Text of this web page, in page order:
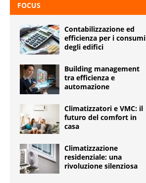
FOCUS
Contabilizzazione ed
efficienza per i consumi
degli edifici
Building management
tra efficienza e
automazione
Climatizzatori e VMC: il
futuro del comfort in
casa
Climatizzazione
residenziale: una
rivoluzione silenziosa